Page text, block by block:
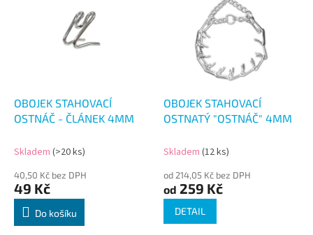
OBOJEK STAHOVACÍ
OSTNÁČ - ČLÁNEK 4MM
Skladem (>20 ks)
40,50 Kč bez DPH
49 Kč
Do košíku
OBOJEK STAHOVACÍ
OSTNATÝ "OSTNÁČ" 4MM
Skladem (12 ks)
od 214,05 Kč bez DPH
od 259 Kč
DETAIL